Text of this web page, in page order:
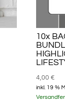
10x
4,00€
inkl. 19 %